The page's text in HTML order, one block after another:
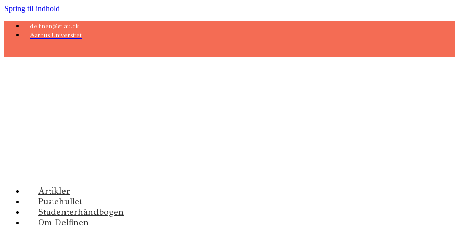
Spring til indhold
delfinen@sr.au.dk
Aarhus Universitet
Artikler
Pustehullet
Studenterhåndbogen
Om Delfinen